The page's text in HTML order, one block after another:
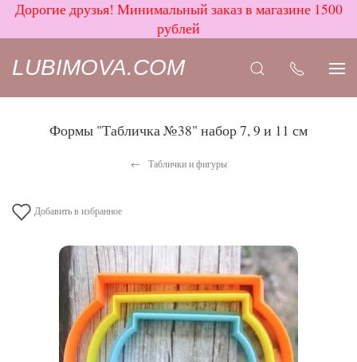
Дорогие друзья! Минимальный заказ в магазине 1500
рублей
LUBIMOVA.COM
Формы "Табличка №38" набор 7, 9 и 11 см
Таблички и фигуры
Добавить в избранное